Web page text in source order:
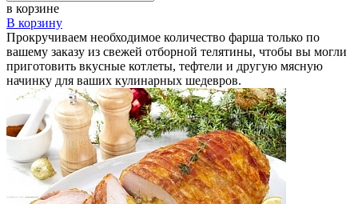
в корзине
В корзину
Прокручиваем необходимое количество фарша только по
вашему заказу из свежей отборной телятины, чтобы вы могли
приготовить вкусные котлеты, тефтели и другую мясную
начинку для ваших кулинарных шедевров.